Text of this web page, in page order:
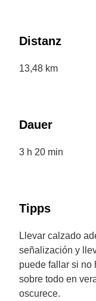
Distanz
13,48 km
Dauer
3 h 20 min
Tipps
Llevar calzado
señalización y
puede fallar si no
sobre todo en
oscurece.